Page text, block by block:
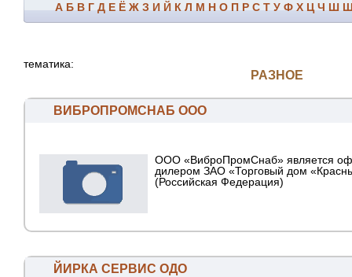
А Б В Г Д Е Ё Ж З И Й К Л М Н О П Р С Т У Ф Х Ц Ч Ш
тематика:
РАЗНОЕ
ВИБРОПРОМСНАБ ООО
ООО «ВиброПромСнаб» является
дилером ЗАО «Торговый дом
(Российская Федерация)
ЙИРКА СЕРВИС ОДО